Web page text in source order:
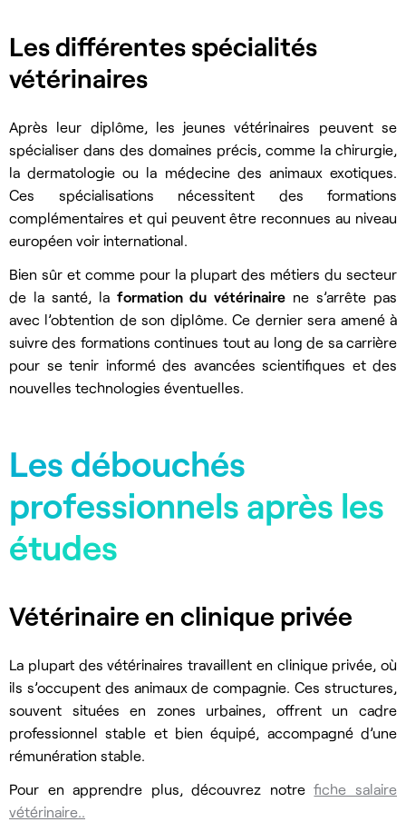
Les différentes spécialités
vétérinaires
Après leur diplôme, les jeunes vétérinaires peuvent se
spécialiser dans des domaines précis, comme la chirurgie,
la dermatologie ou la médecine des animaux exotiques.
Ces spécialisations nécessitent des formations
complémentaires et qui peuvent être reconnues au niveau
européen voir international.
Bien sûr et comme pour la plupart des métiers du secteur
de la santé, la formation du vétérinaire ne s’arrête pas
avec l’obtention de son diplôme. Ce dernier sera amené à
suivre des formations continues tout au long de sa carrière
pour se tenir informé des avancées scientifiques et des
nouvelles technologies éventuelles.
Les débouchés
professionnels après les
études
Vétérinaire en clinique privée
La plupart des vétérinaires travaillent en clinique privée, où
ils s’occupent des animaux de compagnie. Ces structures,
souvent situées en zones urbaines, offrent un cadre
professionnel stable et bien équipé, accompagné d’une
rémunération stable.
Pour en apprendre plus, découvrez notrefiche salaire
vétérinaire..